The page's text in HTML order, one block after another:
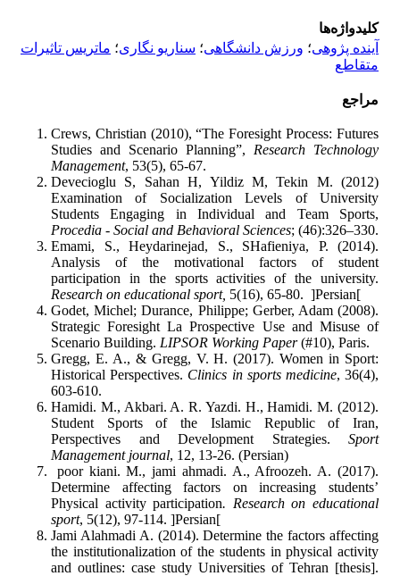
کلیدواژه‌ها
آینده پژوهی؛ ورزش دانشگاهی؛ سناریو نگاری؛ ماتریس تاثیرات
متقاطع
مراجع
Crews, Christian (2010), “The Foresight Process: Futures
Studies and Scenario Planning”, Research Technology
Management, 53(5), 65-67.
Devecioglu S, Sahan H, Yildiz M, Tekin M. (2012)
Examination of Socialization Levels of University
Students Engaging in Individual and Team Sports,
Procedia - Social and Behavioral Sciences; (46):326–330.
Emami, S., Heydarinejad, S., SHafieniya, P. (2014).
Analysis of the motivational factors of student
participation in the sports activities of the university.
Research on educational sport, 5(16), 65-80. ]Persian[
Godet, Michel; Durance, Philippe; Gerber, Adam (2008).
Strategic Foresight La Prospective Use and Misuse of
Scenario Building. LIPSOR Working Paper(#10), Paris.
Gregg, E. A., & Gregg, V. H. (2017). Women in Sport:
Historical Perspectives. Clinics in sports medicine, 36(4),
603-610.
Hamidi. M., Akbari. A. R. Yazdi. H., Hamidi. M. (2012).
Student Sports of the Islamic Republic of Iran,
Perspectives and Development Strategies. Sport
Management journal, 12, 13-26. (Persian)
poor kiani. M., jami ahmadi. A., Afroozeh. A. (2017).
Determine affecting factors on increasing students’
Physical activity participation. Research on educational
sport, 5(12), 97-114. ]Persian[
Jami Alahmadi A. (2014). Determine the factors affecting
the institutionalization of the students in physical activity
and outlines: case study Universities of Tehran [thesis].